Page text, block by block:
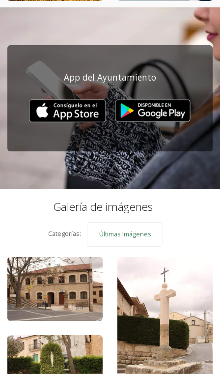
App del Ayuntamiento
Galería de imágenes
Categorías: Últimas Imágenes